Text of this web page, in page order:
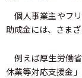
個人事業主やフ
助成金には、さまざ
例えば厚生労働
休業等対応支援金